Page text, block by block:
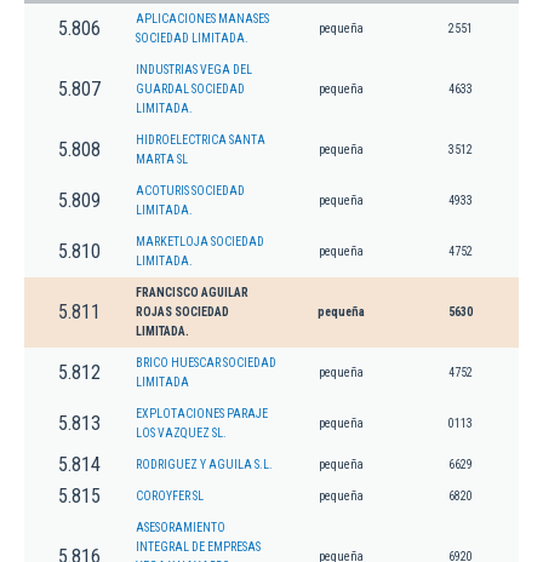
5.806
APLICACIONES MANASES
SOCIEDAD LIMITADA.
pequeña 2551
5.807
INDUSTRIAS VEGA DEL
GUARDAL SOCIEDAD
LIMITADA.
pequeña 4633
5.808
HIDROELECTRICA SANTA
MARTA SL
pequeña 3512
5.809
ACOTURIS SOCIEDAD
LIMITADA.
pequeña 4933
5.810
MARKETLOJA SOCIEDAD
LIMITADA.
pequeña 4752
5.811
FRANCISCO AGUILAR
ROJAS SOCIEDAD
LIMITADA.
pequeña 5630
5.812
BRICO HUESCAR SOCIEDAD
LIMITADA
pequeña 4752
5.813
EXPLOTACIONES PARAJE
LOS VAZQUEZ SL.
pequeña 0113
5.814 RODRIGUEZ Y AGUILA S.L. pequeña 6629
5.815 COROYFER SL pequeña 6820
5.816
ASESORAMIENTO
INTEGRAL DE EMPRESAS
pequeña 6920